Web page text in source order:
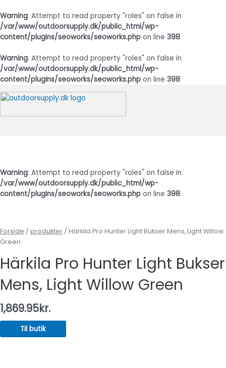
Warning: Attempt to read property "roles" on false in
/var/www/outdoorsupply.dk/public_html/wp-
content/plugins/seoworks/seoworks.php on line 398
Warning: Attempt to read property "roles" on false in
/var/www/outdoorsupply.dk/public_html/wp-
content/plugins/seoworks/seoworks.php on line 398
Gå
til
Warning: Attempt to read property "roles" on false in
/var/www/outdoorsupply.dk/public_html/wp-
content/plugins/seoworks/seoworks.php on line 398
Forside / produkter / Härkila Pro Hunter Light Bukser Mens, Light Willow
Green
Härkila Pro Hunter Light Bukser
Mens, Light Willow Green
1,869.95kr.
Til butik